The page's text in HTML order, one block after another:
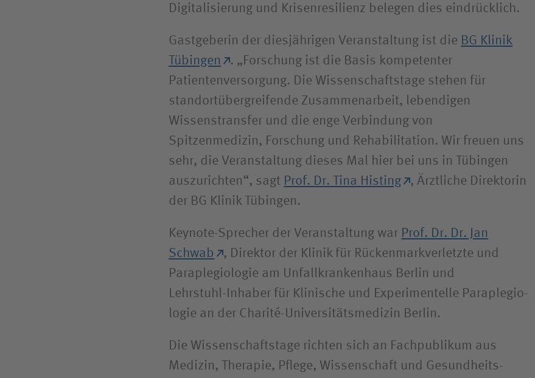
Digitalisierung und Krisenresilienz belegen dies eindrücklich.
Gastgeberin der diesjährigen Veranstaltung ist die BG Klinik
Tübingen
. „Forschung ist die Basis kompetenter
Patientenversorgung. Die Wissenschaftstage stehen für
standort­übergreifende Zusammenarbeit, lebendigen
Wissenstransfer und die enge Verbindung von
Spitzenmedizin, Forschung und Rehabilitation. Wir freuen uns
sehr, die Veranstaltung dieses Mal hier bei uns in Tübingen
auszurichten“, sagt Prof. Dr. Tina Histing
, Ärztliche Direktorin
der BG Klinik Tübingen.
Keynote-Sprecher der Veranstaltung war Prof. Dr. Dr. Jan
Schwab
, Direktor der Klinik für Rückenmark­verletzte und
Para­plegio­logie am Unfallkrankenhaus Berlin und
Lehrstuhl-Inhaber für Klinische und Experi­mentelle Para­plegio­
logie an der Charité-Universitätsmedizin Berlin.
Die Wissenschaftstage richten sich an Fachpublikum aus
Medizin, Therapie, Pflege, Wissenschaft und Gesundheits­